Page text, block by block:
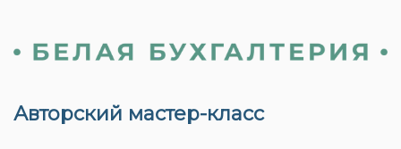
Авторский мастер-класс